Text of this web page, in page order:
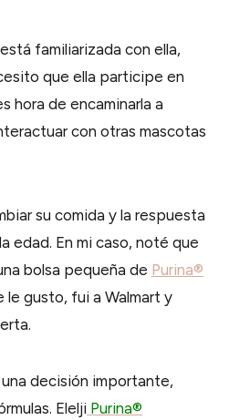
familiarizada con ella,
que ella participe en
hora de encaminarla a
con otras mascotas
su comida y la respuesta
edad. En mi caso, noté que
bolsa pequeña de Purina®
le gusto, fui a Walmart y
decisión importante,
Elelji Purina®